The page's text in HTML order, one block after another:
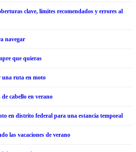
clave, límites recomendados y errores al
navegar
que quieras
una ruta en moto
cabello en verano
en distrito federal para una estancia temporal
las vacaciones de verano